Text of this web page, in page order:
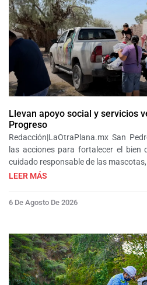
Llevan apoyo social y servicios
Progreso
Redacción|LaOtraPlana.mx San
las acciones para fortalecer el bien
cuidado responsable de las
LEER MÁS
6 De Agosto De 2026